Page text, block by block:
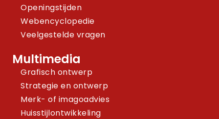
Openingstijden
Webencyclopedie
Veelgestelde vragen
Multimedia
Grafisch ontwerp
Strategie en ontwerp
Merk- of imagoadvies
Huisstijlontwikkeling